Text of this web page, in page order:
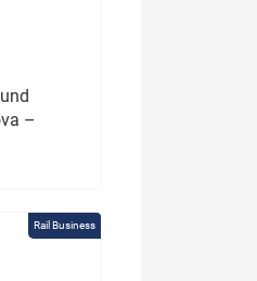
–
Rail Business